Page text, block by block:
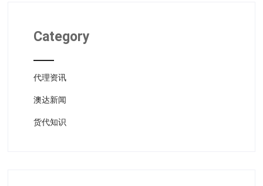
Category
代理资讯
澳达新闻
货代知识